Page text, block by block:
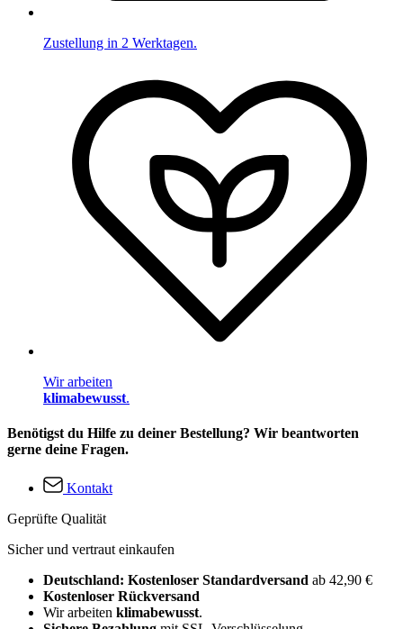
Zustellung in 2 Werktagen.
Wir arbeiten
klimabewusst.
Benötigst du Hilfe zu deiner Bestellung? Wir beantworten
gerne deine Fragen.
Kontakt
Geprüfte Qualität
Sicher und vertraut einkaufen
Deutschland: Kostenloser Standardversand ab 42,90 €
Kostenloser Rückversand
Wir arbeiten klimabewusst.